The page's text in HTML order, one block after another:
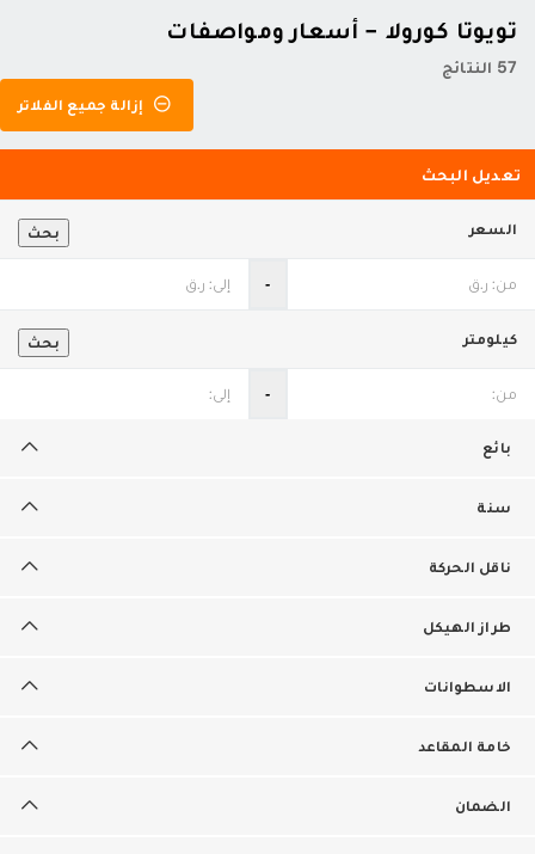
تويوتا كورولا - أسعار ومواصفات
57 النتائج
إزالة جميع الفلاتر
تعديل البحث
بحث السعر
‐
بحث كيلومتر
‐
بائع
سنة
ناقل الحركة
طراز الهيكل
الاسطوانات
خامة المقاعد
الضمان